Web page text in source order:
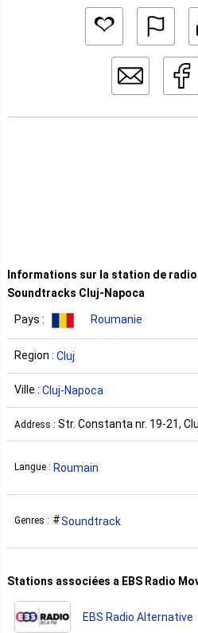
Informations sur la station de radio
Soundtracks Cluj-Napoca
Pays : Roumanie
Region : Cluj
Ville : Cluj-Napoca
Address : Str. Constanta nr. 19-21,
Langue : Roumain
Genres : Soundtrack
Stations associées a EBS Radio
EBS Radio Alternative